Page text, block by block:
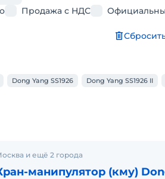
Продажа с НДС
Dong Yang SS1926 Dong Yang SS1926 II
и ещё 2 города
манипулятор (кму)